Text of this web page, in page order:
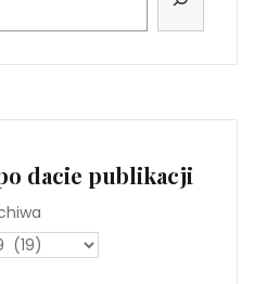
dacie publikacji